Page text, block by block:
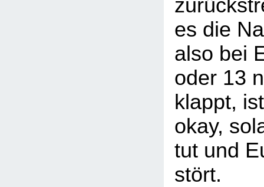
es die
also bei
oder 13
klappt,
okay,
tut und
stört.